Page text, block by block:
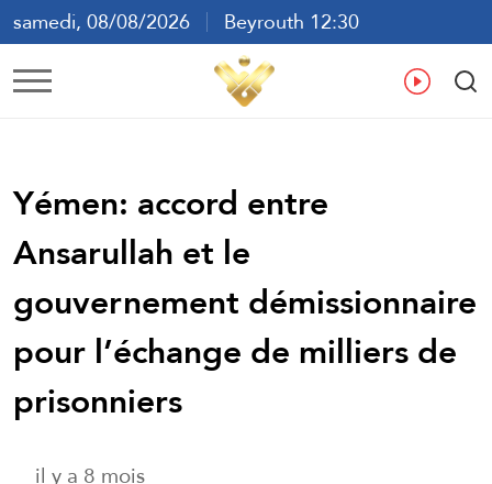
samedi, 08/08/2026
Beyrouth 12:30
ع
Yémen: accord entre
Ansarullah et le
gouvernement démissionnaire
pour l’échange de milliers de
prisonniers
il y a 8 mois